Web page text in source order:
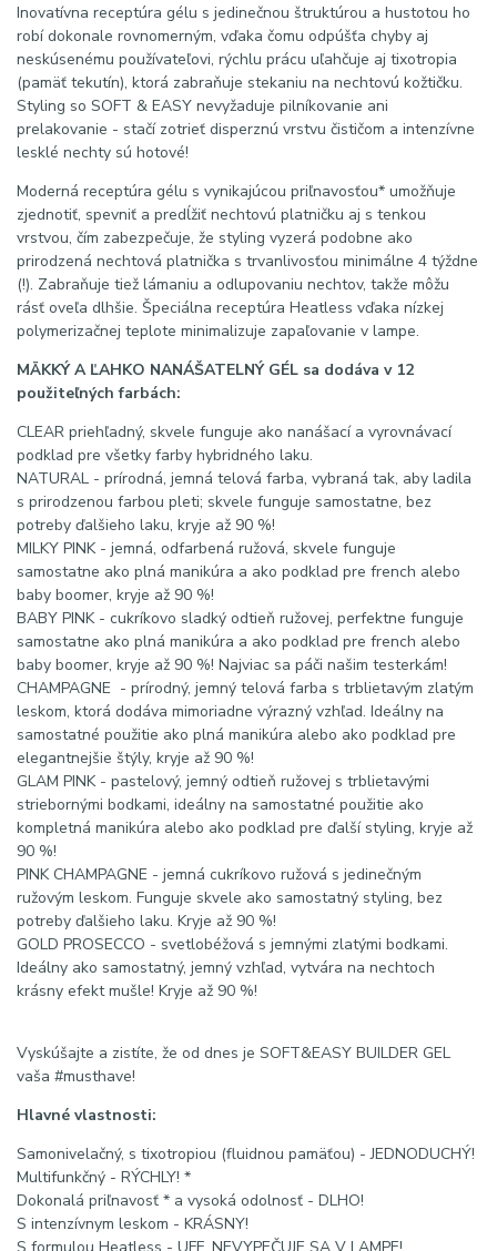
Inovatívna receptúra ​​gélu s jedinečnou štruktúrou a hustotou ho
robí dokonale rovnomerným, vďaka čomu odpúšťa chyby aj
neskúsenému používateľovi, rýchlu prácu uľahčuje aj tixotropia
(pamäť tekutín), ktorá zabraňuje stekaniu na nechtovú kožtičku.
Styling so SOFT & EASY nevyžaduje pilníkovanie ani
prelakovanie - stačí zotrieť disperznú vrstvu čističom a intenzívne
lesklé nechty sú hotové!
Moderná receptúra ​​gélu s vynikajúcou priľnavosťou* umožňuje
zjednotiť, spevniť a predĺžiť nechtovú platničku aj s tenkou
vrstvou, čím zabezpečuje, že styling vyzerá podobne ako
prirodzená nechtová platnička s trvanlivosťou minimálne 4 týždne
(!). Zabraňuje tiež lámaniu a odlupovaniu nechtov, takže môžu
rásť oveľa dlhšie. Špeciálna receptúra ​​Heatless vďaka nízkej
polymerizačnej teplote minimalizuje zapaľovanie v lampe.
MÄKKÝ A ĽAHKO NANÁŠATELNÝ GÉL sa dodáva v 12
použiteľných farbách:
CLEAR priehľadný, skvele funguje ako nanášací a vyrovnávací
podklad pre všetky farby hybridného laku.
NATURAL - prírodná, jemná telová farba, vybraná tak, aby ladila
s prirodzenou farbou pleti; skvele funguje samostatne, bez
potreby ďalšieho laku, kryje až 90 %!
MILKY PINK - jemná, odfarbená ružová, skvele funguje
samostatne ako plná manikúra a ako podklad pre french alebo
baby boomer, kryje až 90 %!
BABY PINK - cukríkovo sladký odtieň ružovej, perfektne funguje
samostatne ako plná manikúra a ako podklad pre french alebo
baby boomer, kryje až 90 %! Najviac sa páči našim testerkám!
CHAMPAGNE - prírodný, jemný telová farba s trblietavým zlatým
leskom, ktorá dodáva mimoriadne výrazný vzhľad. Ideálny na
samostatné použitie ako plná manikúra alebo ako podklad pre
elegantnejšie štýly, kryje až 90 %!
GLAM PINK - pastelový, jemný odtieň ružovej s trblietavými
striebornými bodkami, ideálny na samostatné použitie ako
kompletná manikúra alebo ako podklad pre ďalší styling, kryje až
90 %!
PINK CHAMPAGNE - jemná cukríkovo ružová s jedinečným
ružovým leskom. Funguje skvele ako samostatný styling, bez
potreby ďalšieho laku. Kryje až 90 %!
GOLD PROSECCO - svetlobéžová s jemnými zlatými bodkami.
Ideálny ako samostatný, jemný vzhľad, vytvára na nechtoch
krásny efekt mušle! Kryje až 90 %!
Vyskúšajte a zistíte, že od dnes je SOFT&EASY BUILDER GEL
vaša #musthave!
Hlavné vlastnosti:
Samonivelačný, s tixotropiou (fluidnou pamäťou) - JEDNODUCHÝ!
Multifunkčný - RÝCHLY! *
Dokonalá priľnavosť * a vysoká odolnosť - DLHO!
S intenzívnym leskom - KRÁSNY!